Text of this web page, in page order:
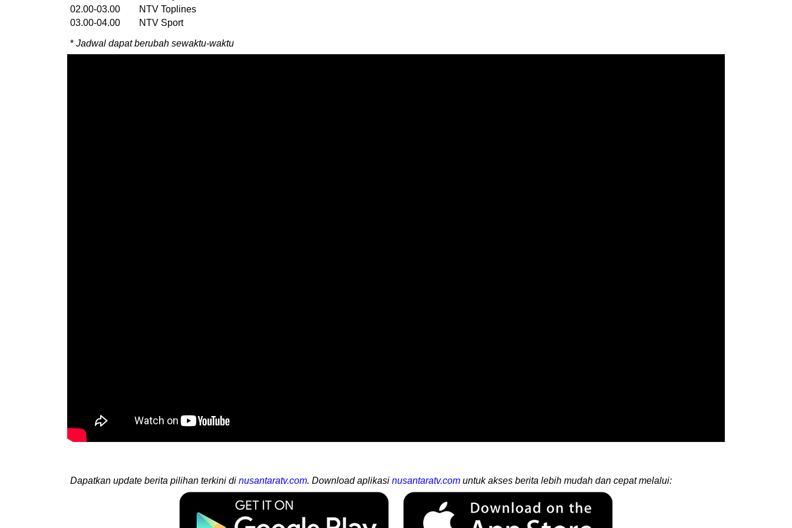
02.00-03.00 NTV Toplines
03.00-04.00 NTV Sport
* Jadwal dapat berubah sewaktu-waktu
Dapatkan update berita pilihan terkini di nusantaratv.com. Download aplikasi nusantaratv.com untuk akses berita lebih mudah dan cepat melalui: